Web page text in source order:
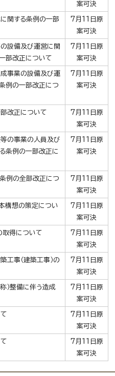
案可決
関する条例の一部
7月11日原
案可決
設備及び運営に関
部改正について
7月11日原
案可決
事業の設備及び運
例の一部改正につ
7月11日原
案可決
改正について
7月11日原
案可決
の事業の人員及び
条例の一部改正に
7月11日原
案可決
例の全部改正につ
7月11日原
案可決
構想の策定につい
7月11日原
案可決
取得について
7月11日原
案可決
工事（建築工事）の
7月11日原
案可決
）整備に伴う造成
7月11日原
案可決
7月11日原
案可決
7月11日原
案可決